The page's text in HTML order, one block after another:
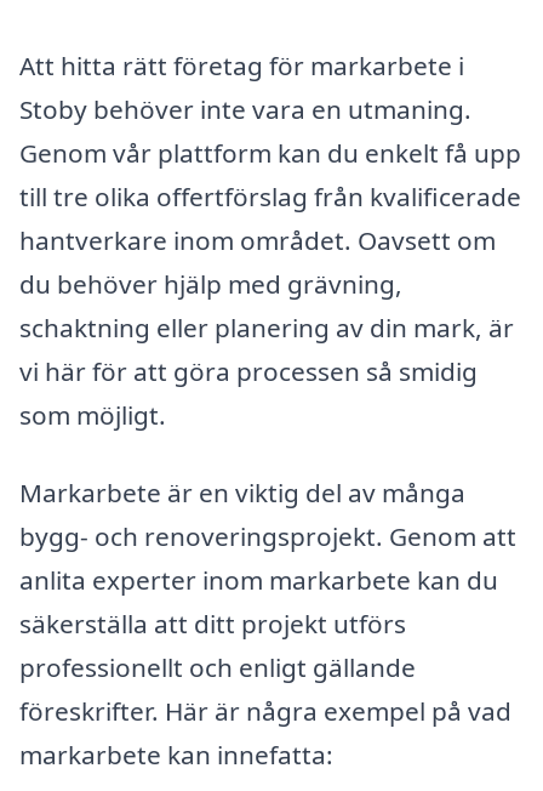
Att hitta rätt företag för markarbete i
Stoby behöver inte vara en utmaning.
Genom vår plattform kan du enkelt få upp
till tre olika offertförslag från kvalificerade
hantverkare inom området. Oavsett om
du behöver hjälp med grävning,
schaktning eller planering av din mark, är
vi här för att göra processen så smidig
som möjligt.
Markarbete är en viktig del av många
bygg- och renoveringsprojekt. Genom att
anlita experter inom markarbete kan du
säkerställa att ditt projekt utförs
professionellt och enligt gällande
föreskrifter. Här är några exempel på vad
markarbete kan innefatta: